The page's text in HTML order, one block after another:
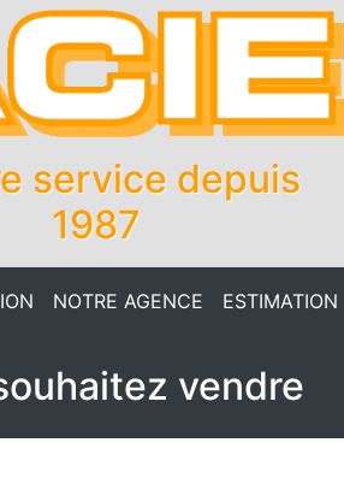
service depuis
1987
NOTRE AGENCE ESTIMATION
vendre